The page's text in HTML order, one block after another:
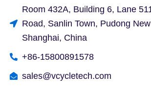
Room 432A, Building 6, Lane
Road, Sanlin Town, Pudong
Shanghai, China
+86-15800891578
sales@vcycletech.com